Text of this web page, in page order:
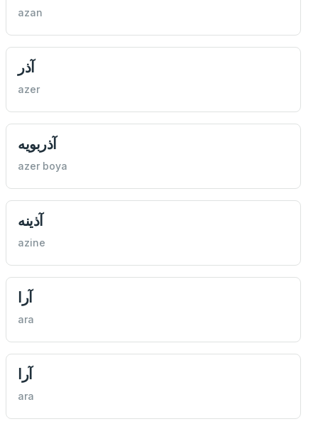
azan
آذر
azer
آذربويه
azer boya
آذينه
azine
آرا
ara
آرا
ara